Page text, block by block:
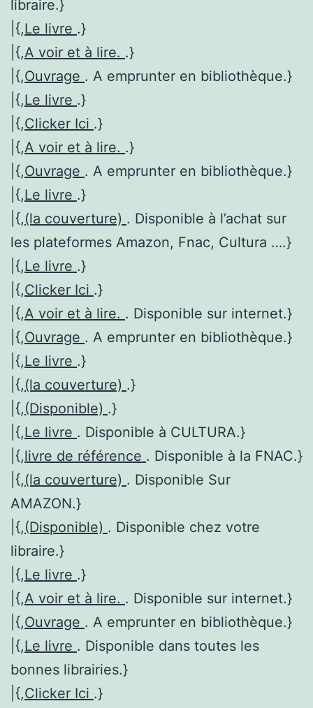
libraire.}
|{,Le livre .}
|{,A voir et à lire. .}
|{,Ouvrage . A emprunter en bibliothèque.}
|{,Le livre .}
|{,Clicker Ici .}
|{,A voir et à lire. .}
|{,Ouvrage . A emprunter en bibliothèque.}
|{,Le livre .}
|{,(la couverture) . Disponible à l’achat sur
les plateformes Amazon, Fnac, Cultura ….}
|{,Le livre .}
|{,Clicker Ici .}
|{,A voir et à lire. . Disponible sur internet.}
|{,Ouvrage . A emprunter en bibliothèque.}
|{,Le livre .}
|{,(la couverture) .}
|{,(Disponible) .}
|{,Le livre . Disponible à CULTURA.}
|{,livre de référence . Disponible à la FNAC.}
|{,(la couverture) . Disponible Sur
AMAZON.}
|{,(Disponible) . Disponible chez votre
libraire.}
|{,Le livre .}
|{,A voir et à lire. . Disponible sur internet.}
|{,Ouvrage . A emprunter en bibliothèque.}
|{,Le livre . Disponible dans toutes les
bonnes librairies.}
|{,Clicker Ici .}